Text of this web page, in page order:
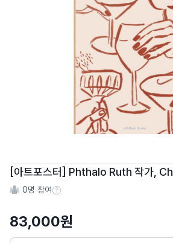
토
어
스
리
상
[아트포스터] Phthalo Ruth 작가,
0명 참여참여 수 정보
83,000원